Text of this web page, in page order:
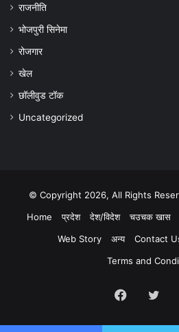
राजनीति
भोजपुरी सिनेमा
रोजगार
खेल
छॉलीवुड टॉक
Uncategorized
© Copyright 2026, All Rights
Home
प्रदेश देश/विदेश चउचक खास
Web Story
अन्य Contact
Terms and